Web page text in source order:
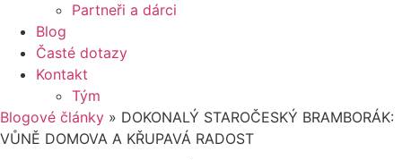
Partneři a dárci
Blog
Časté dotazy
Kontakt
Tým
Blogové články » DOKONALÝ STAROČESKÝ BRAMBORÁK:
VŮNĚ DOMOVA A KŘUPAVÁ RADOST